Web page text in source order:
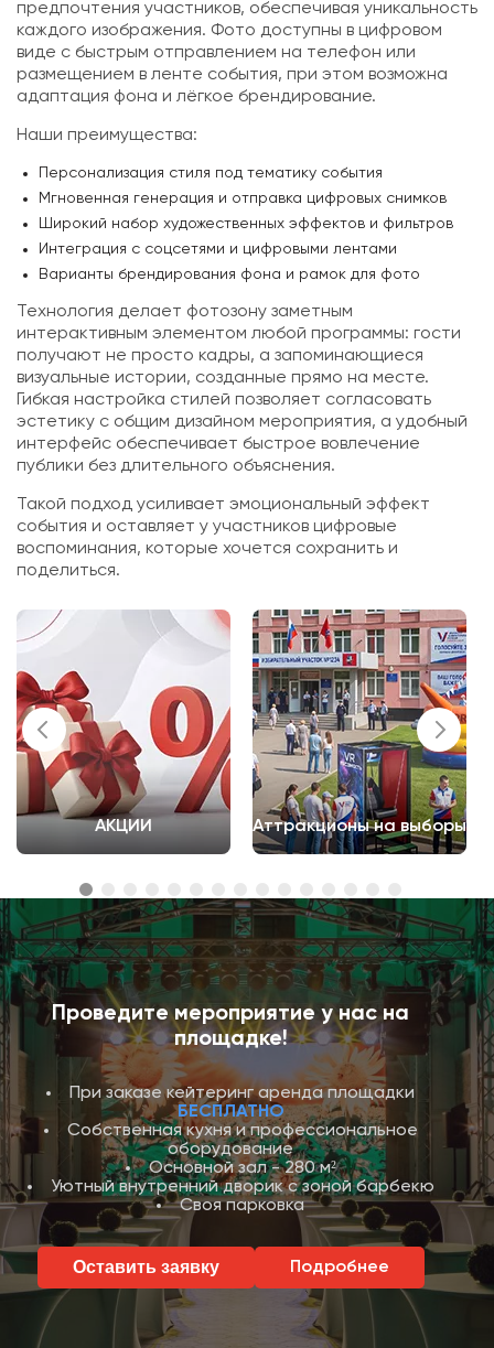
предпочтения участников, обеспечивая уникальность
каждого изображения. Фото доступны в цифровом
виде с быстрым отправлением на телефон или
размещением в ленте события, при этом возможна
адаптация фона и лёгкое брендирование.
Наши преимущества:
Персонализация стиля под тематику события
Мгновенная генерация и отправка цифровых снимков
Широкий набор художественных эффектов и фильтров
Интеграция с соцсетями и цифровыми лентами
Варианты брендирования фона и рамок для фото
Технология делает фотозону заметным
интерактивным элементом любой программы: гости
получают не просто кадры, а запоминающиеся
визуальные истории, созданные прямо на месте.
Гибкая настройка стилей позволяет согласовать
эстетику с общим дизайном мероприятия, а удобный
интерфейс обеспечивает быстрое вовлечение
публики без длительного объяснения.
Такой подход усиливает эмоциональный эффект
события и оставляет у участников цифровые
воспоминания, которые хочется сохранить и
поделиться.
АКЦИИ Аттракционы на выборы
Проведите мероприятие у нас на
площадке!
При заказе кейтеринг аренда площадки
БЕСПЛАТНО
Собственная кухня и профессиональное
оборудование
Основной зал - 280 м²
Уютный внутренний дворик с зоной барбекю
Своя парковка
Оставить заявку Подробнее